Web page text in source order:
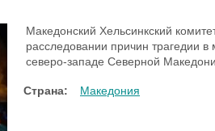
Македонский Хельсинкский
расследовании причин трагедии
северо-западе Северной
Страна: Македония